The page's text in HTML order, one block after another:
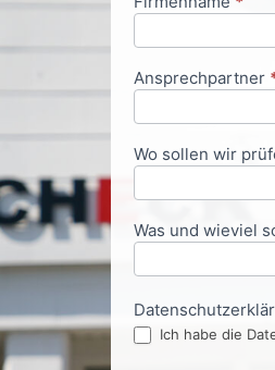
Anfrageformular
Ansprechpartner
Wo sollen wir
Was und wieviel
Ich habe die